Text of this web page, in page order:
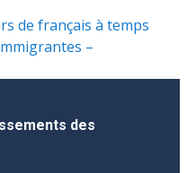
de français à temps
–
des